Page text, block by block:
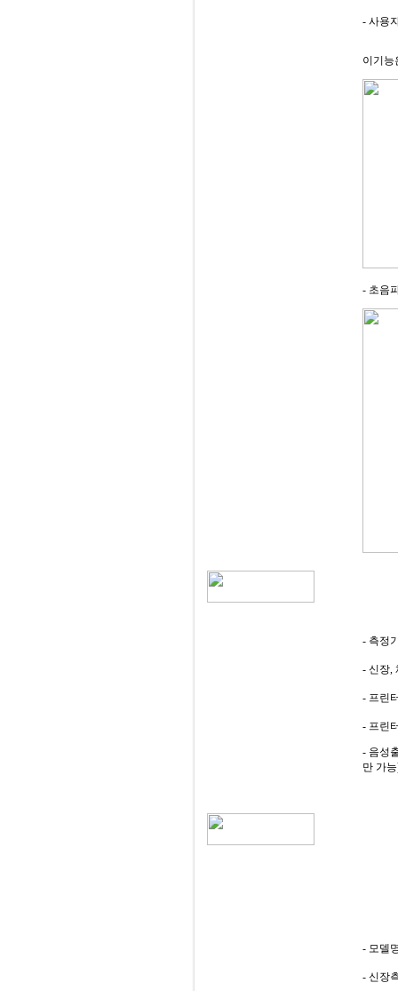
- 사용
이기능
- 초음
- 측정
- 신장,
- 프린
- 프린
- 음성
만 가
- 모델
- 신장